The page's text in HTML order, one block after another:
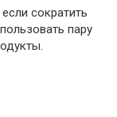
сократить
пару